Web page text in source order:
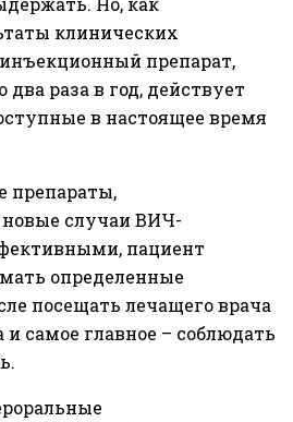
клинических
препарат,
раза в год, действует
в настоящее время
препараты,
случаи ВИЧ-
пациент
определенные
посещать лечащего врача
самое главное – соблюдать